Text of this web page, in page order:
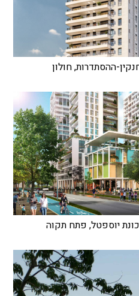
ההסתדרות, חולון
יוספטל, פתח תקוה